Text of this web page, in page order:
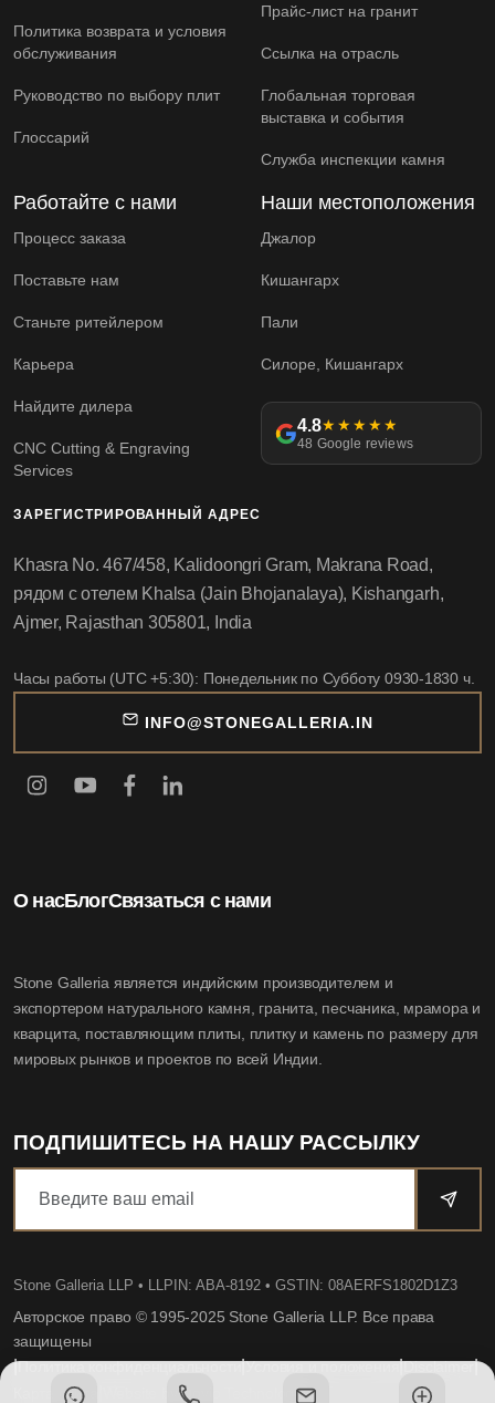
Политика возврата и условия
обслуживания
Руководство по выбору плит
Глоссарий
Прайс-лист на гранит
Ссылка на отрасль
Глобальная торговая
выставка и события
Служба инспекции камня
Работайте с нами
Процесс заказа
Поставьте нам
Станьте ритейлером
Карьера
Найдите дилера
CNC Cutting & Engraving
Services
Наши местоположения
Джалор
Кишангарх
Пали
Силоре, Кишангарх
4.8★★★★★
48 Google reviews
О насБлогСвязаться с нами
Stone Galleria является индийским производителем и
экспортером натурального камня, гранита, песчаника, мрамора и
кварцита, поставляющим плиты, плитку и камень по размеру для
мировых рынков и проектов по всей Индии.
ПОДПИШИТЕСЬ НА НАШУ РАССЫЛКУ
Stone Galleria LLP • LLPIN: ABA-8192 • GSTIN: 08AERFS1802D1Z3
Авторское право © 1995-2025 Stone Galleria LLP. Все права
защищены
|Политика конфиденциальности|Условия и положения|Disclaimer|
Карта сайта Website by Dovio Technologies
ЗАРЕГИСТРИРОВАННЫЙ АДРЕС
Khasra No. 467/458, Kalidoongri Gram, Makrana Road,
рядом с отелем Khalsa (Jain Bhojanalaya), Kishangarh,
Ajmer, Rajasthan 305801, India
Часы работы (UTC +5:30): Понедельник по Субботу 0930-1830 ч.
INFO@STONEGALLERIA.IN